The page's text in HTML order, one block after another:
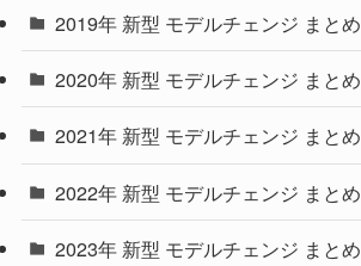
(27)
(35)
(10)
(9)
(22)
2019年 新型 モデルチェンジ まとめ
2020年 新型 モデルチェンジ まとめ
2021年 新型 モデルチェンジ まとめ
2022年 新型 モデルチェンジ まとめ
2023年 新型 モデルチェンジ まとめ